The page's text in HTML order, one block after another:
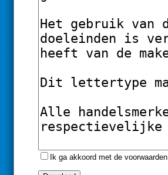
Ik ga akkoord met de voorwaarden